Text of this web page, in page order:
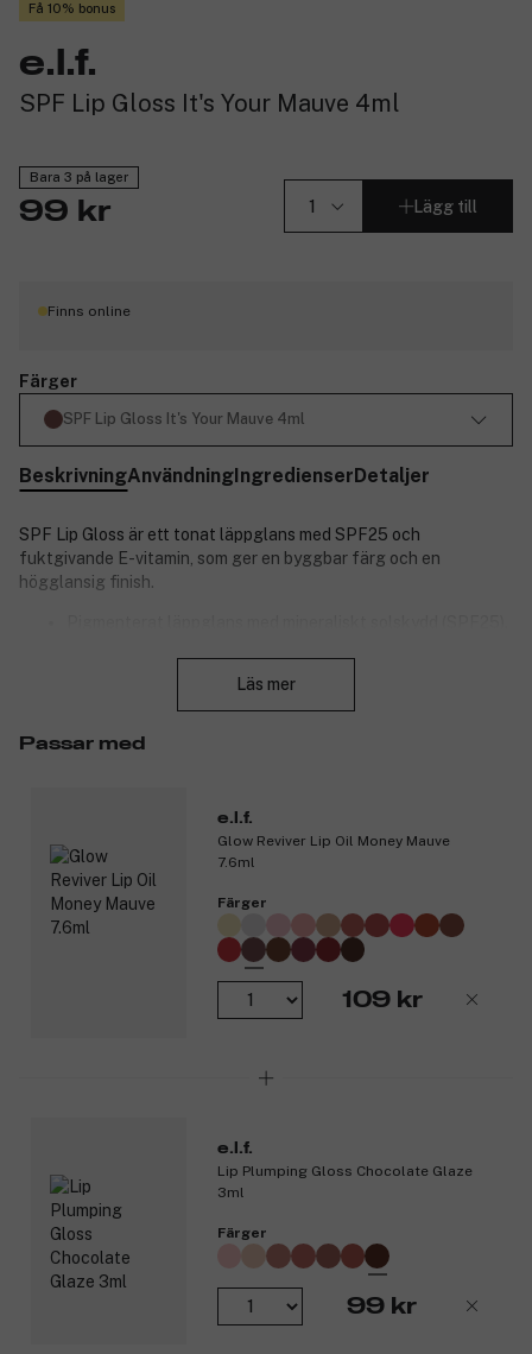
Få 10% bonus
e.l.f.
SPF Lip Gloss It's Your Mauve 4ml
Bara 3 på lager
99 kr Lägg till
Finns online
Färger
SPF Lip Gloss It's Your Mauve 4ml
BeskrivningAnvändningIngredienserDetaljer
SPF Lip Gloss är ett tonat läppglans med SPF25 och
fuktgivande E-vitamin, som ger en byggbar färg och en
högglansig finish.
Beroendeframkallande kokosdoft.
Hundra procent vegansk och Leaping Bunny-certifierad.
innehåller E-vitamin och hyaluronsyra och har dessutom en
somrig kokosdoft.
Produktnummer:
Läs mer
Passar med
e.l.f.
Glow Reviver Lip Oil Money Mauve
7.6ml
Färger
109 kr
e.l.f.
Lip Plumping Gloss Chocolate Glaze
3ml
Färger
99 kr